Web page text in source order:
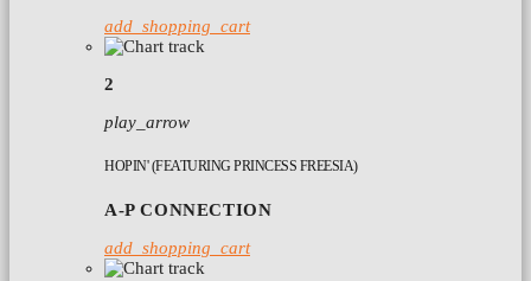
add_shopping_cart
2
play_arrow
HOPIN' (FEATURING PRINCESS FREESIA)
A-P CONNECTION
add_shopping_cart